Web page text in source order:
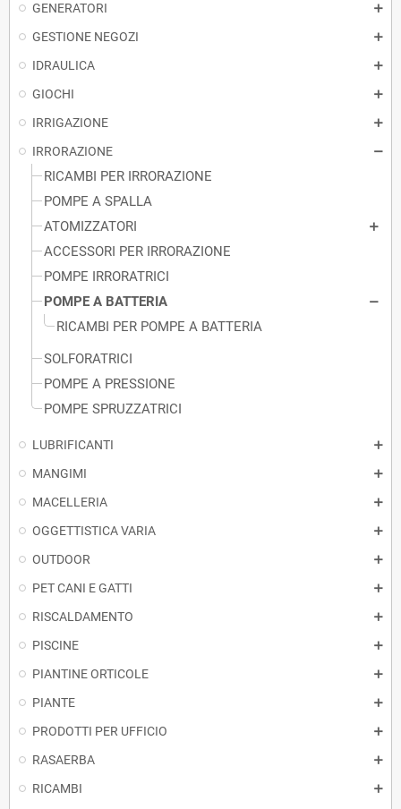
GENERATORI
GESTIONE NEGOZI
IDRAULICA
GIOCHI
IRRIGAZIONE
IRRORAZIONE
RICAMBI PER IRRORAZIONE
POMPE A SPALLA
ATOMIZZATORI
ACCESSORI PER IRRORAZIONE
POMPE IRRORATRICI
POMPE A BATTERIA
RICAMBI PER POMPE A BATTERIA
SOLFORATRICI
POMPE A PRESSIONE
POMPE SPRUZZATRICI
LUBRIFICANTI
MANGIMI
MACELLERIA
OGGETTISTICA VARIA
OUTDOOR
PET CANI E GATTI
RISCALDAMENTO
PISCINE
PIANTINE ORTICOLE
PIANTE
PRODOTTI PER UFFICIO
RASAERBA
RICAMBI